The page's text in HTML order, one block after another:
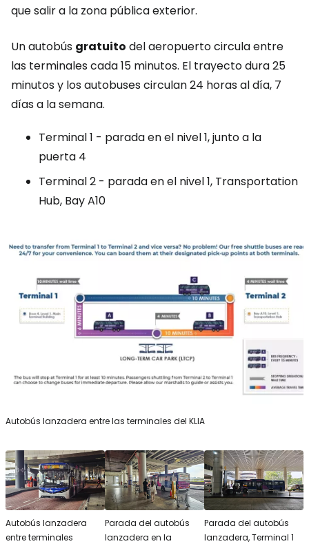
que salir a la zona pública exterior.
Un autobús gratuito del aeropuerto circula entre
las terminales cada 15 minutos. El trayecto dura 25
minutos y los autobuses circulan 24 horas al día, 7
días a la semana.
Terminal 1 - parada en el nivel 1, junto a la
puerta 4
Terminal 2 - parada en el nivel 1, Transportation
Hub, Bay A10
Autobús lanzadera entre las terminales del KLIA
Autobús lanzadera
entre terminales
Parada del autobús
lanzadera en la
Parada del autobús
lanzadera, Terminal 1